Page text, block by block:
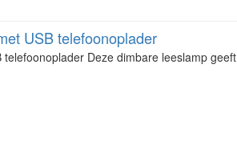
USB telefoonoplader
Deze dimbare leeslamp